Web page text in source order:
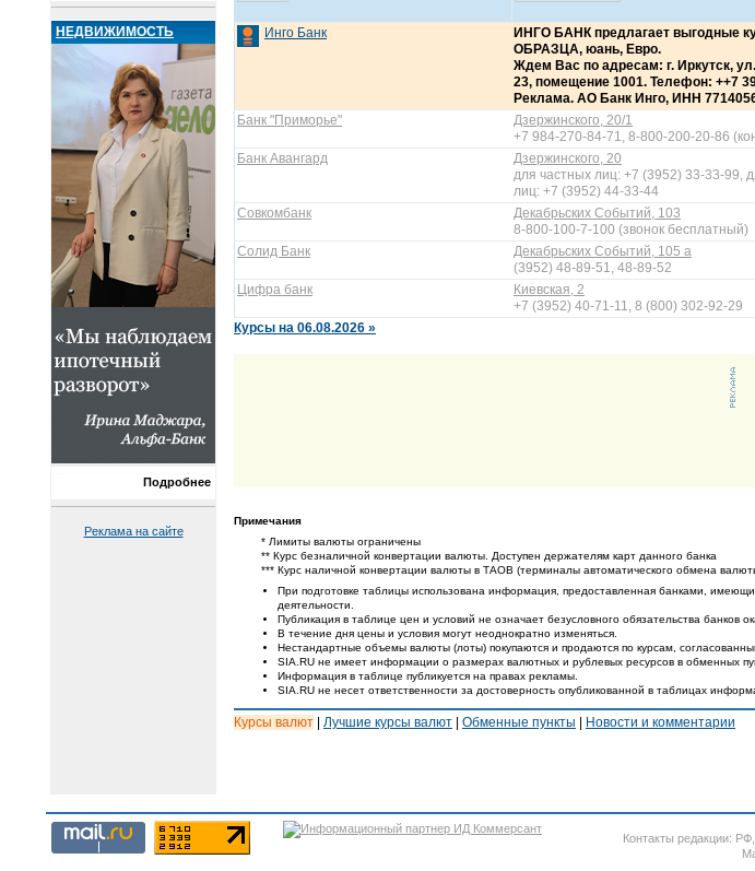
НЕДВИЖИМОСТЬ
Подробнее
Реклама на сайте
Инго Банк
ИНГО БАНК предлагает выгодные
ОБРАЗЦА, юань, Евро.
Ждем Вас по адресам: г. Иркутск,
23, помещение 1001. Телефон: ++7
Реклама. АО Банк Инго, ИНН
Банк "Приморье"
Дзержинского, 20/1
+7 984-270-84-71, 8-800-200-20-86
Банк Авангард Дзержинского, 20
для частных лиц: +7 (3952) 33-33-99,
лиц: +7 (3952) 44-33-44
Совкомбанк Декабрьских Событий, 103
8-800-100-7-100 (звонок бесплатный)
Солид Банк Декабрьских Событий, 105 а
(3952) 48-89-51, 48-89-52
Цифра банк Киевская, 2
+7 (3952) 40-71-11, 8 (800) 302-92-29
Курсы на 06.08.2026 »
Примечания
* Лимиты валюты ограничены
** Курс безналичной конвертации валюты. Доступен держателям карт данного банка
*** Курс наличной конвертации валюты в ТАОВ (терминалы автоматического обмена
При подготовке таблицы использована информация, предоставленная банками,
деятельности.
Публикация в таблице цен и условий не означает безусловного обязательства банков
В течение дня цены и условия могут неоднократно изменяться.
Нестандартные объемы валюты (лоты) покупаются и продаются по курсам,
SIA.RU не имеет информации о размерах валютных и рублевых ресурсов в обменных
Информация в таблице публикуется на правах рекламы.
SIA.RU не несет ответственности за достоверность опубликованной в таблицах
Курсы валют Лучшие курсы валют Обменные пункты Новости и комментарии
Контакты редакции: